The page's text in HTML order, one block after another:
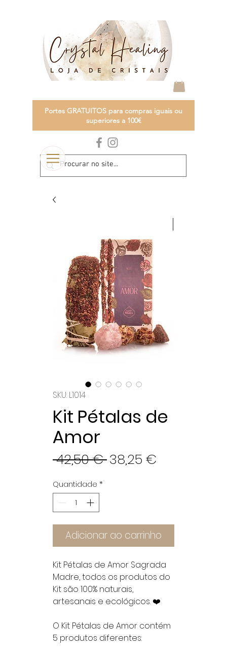
Portes GRATUITOS para compras iguais ou
superiores a 100€
SKU: L1014
Kit Pétalas de
Amor
42,50 € Preço
38,25 €
Quantidade *
Adicionar ao carrinho
Kit Pétalas de Amor Sagrada
Madre, todos os produtos do
Kit são 100% naturais,
artesanais e ecológicos. ❤️
O Kit Pétalas de Amor contém
5 produtos diferentes: